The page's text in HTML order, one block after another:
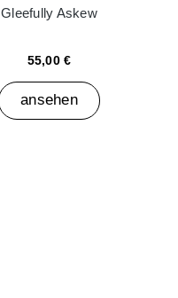
Gleefully Askew
55,00 €
ansehen